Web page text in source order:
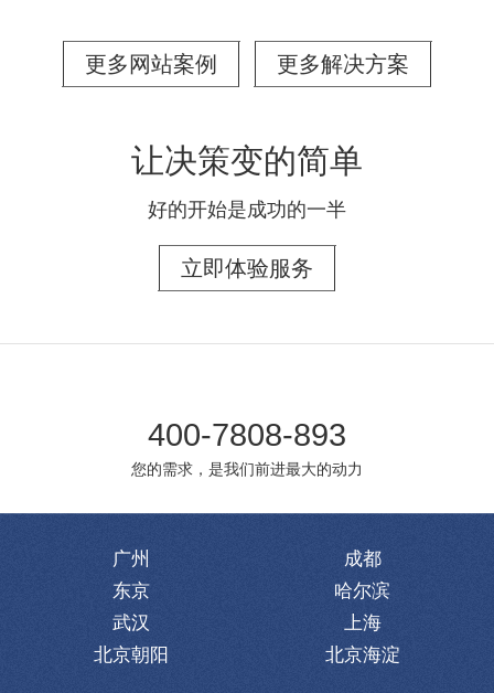
更多网站案例 更多解决方案
让决策变的简单
好的开始是成功的一半
立即体验服务
400-7808-893
您的需求，是我们前进最大的动力
广州
成都
东京
哈尔滨
武汉
上海
北京朝阳
北京海淀